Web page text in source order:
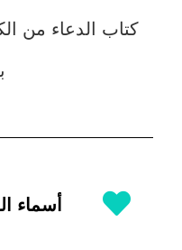
كتاب الدعاء من
أسماء